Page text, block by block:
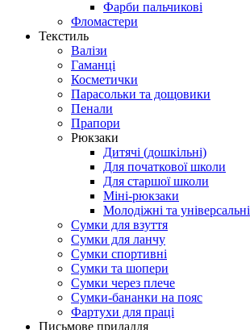
Фарби пальчикові
Фломастери
Текстиль
Валізи
Гаманці
Косметички
Парасольки та дощовики
Пенали
Прапори
Рюкзаки
Дитячі (дошкільні)
Для початкової школи
Для старшої школи
Міні-рюкзаки
Молодіжні та універсальні
Сумки для взуття
Сумки для ланчу
Сумки спортивні
Сумки та шопери
Сумки через плече
Сумки-бананки на пояс
Фартухи для праці
Письмове приладдя